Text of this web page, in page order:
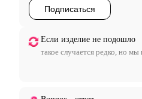
Подписаться
Если изделие не подошло
такое случается редко, но